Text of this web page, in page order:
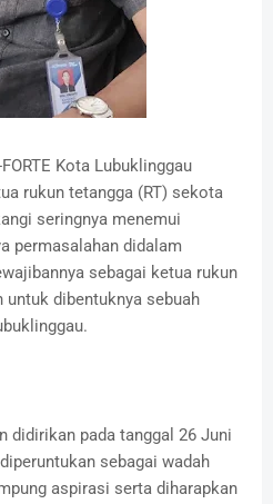
Kota Lubuklinggau
rukun tetangga (RT) sekota
seringnya menemui
permasalahan didalam
sebagai ketua rukun
dibentuknya sebuah
didirikan pada tanggal 26 Juni
sebagai wadah
aspirasi serta diharapkan